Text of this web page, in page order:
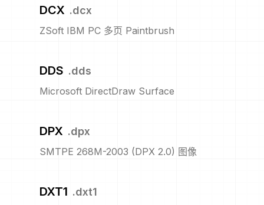
DCX .dcx
ZSoft IBM PC 多页 Paintbrush
DDS .dds
Microsoft DirectDraw Surface
DPX .dpx
SMTPE 268M-2003 (DPX 2.0) 图像
DXT1 .dxt1